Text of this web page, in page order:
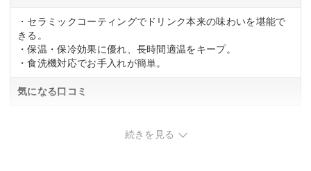
・セラミックコーティングでドリンク本来の味わいを堪能で
きる。
・保温・保冷効果に優れ、長時間適温をキープ。
・食洗機対応でお手入れが簡単。
気になる口コミ
続きを見る